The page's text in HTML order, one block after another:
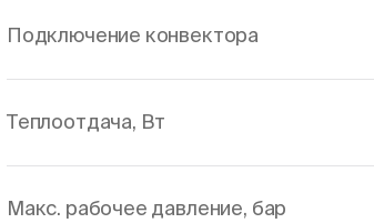
Подключение конвектора
Теплоотдача, Вт
Макс. рабочее давление, бар